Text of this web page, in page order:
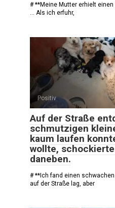
# **Meine Mutter erhielt
… Als ich erfuhr,
Positiv
Auf der Straße
schmutzigen
kaum laufen
wollte,
daneben.
# **Ich fand einen
auf der Straße lag, aber